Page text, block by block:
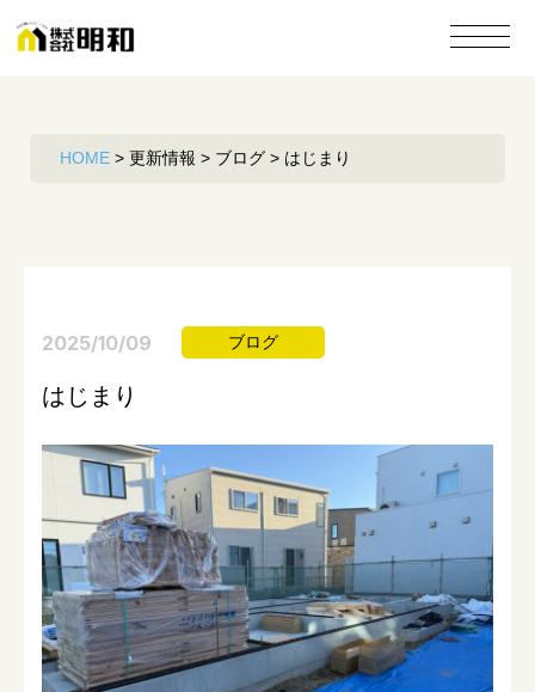
HOME > 更新情報 > ブログ > はじまり
2025/10/09 ブログ
はじまり